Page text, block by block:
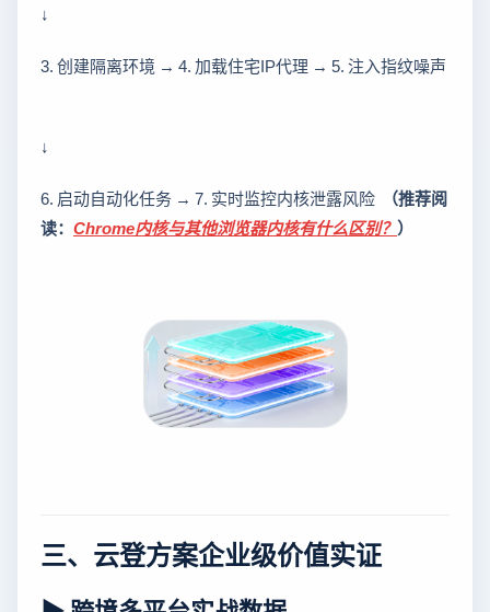
↓
3. 创建隔离环境 → 4. 加载住宅IP代理 → 5. 注入指纹噪声
↓
6. 启动自动化任务 → 7. 实时监控内核泄露风险
（推荐阅
读： Chrome内核与其他浏览器内核有什么区别？ ）
三、云登方案企业级价值实证